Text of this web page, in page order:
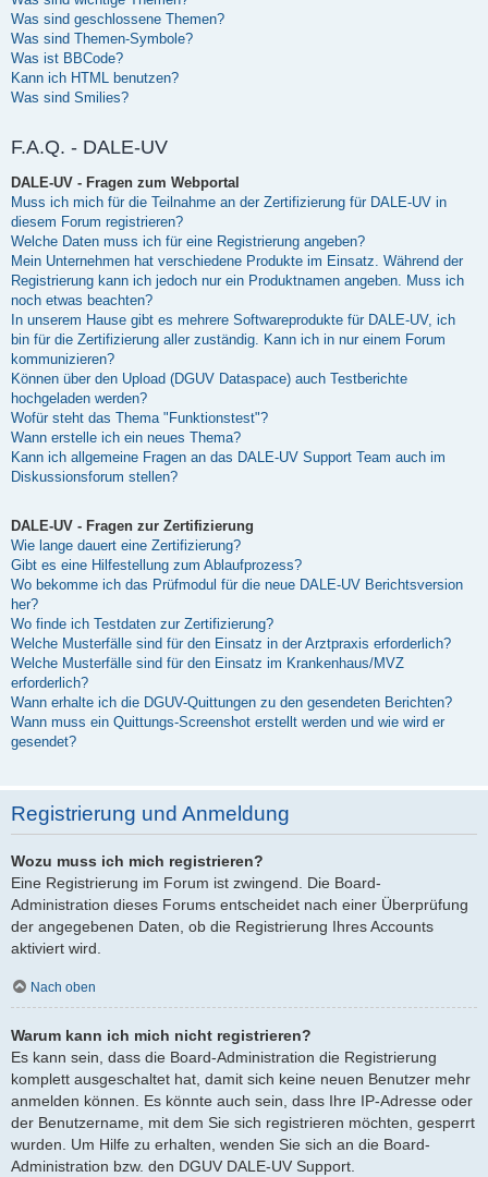
Was sind geschlossene Themen?
Was sind Themen-Symbole?
Was ist BBCode?
Kann ich HTML benutzen?
Was sind Smilies?
F.A.Q. - DALE-UV
DALE-UV - Fragen zum Webportal
Muss ich mich für die Teilnahme an der Zertifizierung für DALE-UV in
diesem Forum registrieren?
Welche Daten muss ich für eine Registrierung angeben?
Mein Unternehmen hat verschiedene Produkte im Einsatz. Während der
Registrierung kann ich jedoch nur ein Produktnamen angeben. Muss ich
noch etwas beachten?
In unserem Hause gibt es mehrere Softwareprodukte für DALE-UV, ich
bin für die Zertifizierung aller zuständig. Kann ich in nur einem Forum
kommunizieren?
Können über den Upload (DGUV Dataspace) auch Testberichte
hochgeladen werden?
Wofür steht das Thema "Funktionstest"?
Wann erstelle ich ein neues Thema?
Kann ich allgemeine Fragen an das DALE-UV Support Team auch im
Diskussionsforum stellen?
DALE-UV - Fragen zur Zertifizierung
Wie lange dauert eine Zertifizierung?
Gibt es eine Hilfestellung zum Ablaufprozess?
Wo bekomme ich das Prüfmodul für die neue DALE-UV Berichtsversion
her?
Wo finde ich Testdaten zur Zertifizierung?
Welche Musterfälle sind für den Einsatz in der Arztpraxis erforderlich?
Welche Musterfälle sind für den Einsatz im Krankenhaus/MVZ
erforderlich?
Wann erhalte ich die DGUV-Quittungen zu den gesendeten Berichten?
Wann muss ein Quittungs-Screenshot erstellt werden und wie wird er
gesendet?
Registrierung und Anmeldung
Wozu muss ich mich registrieren?
Eine Registrierung im Forum ist zwingend. Die Board-
Administration dieses Forums entscheidet nach einer Überprüfung
der angegebenen Daten, ob die Registrierung Ihres Accounts
aktiviert wird.
Nach oben
Warum kann ich mich nicht registrieren?
Es kann sein, dass die Board-Administration die Registrierung
komplett ausgeschaltet hat, damit sich keine neuen Benutzer mehr
anmelden können. Es könnte auch sein, dass Ihre IP-Adresse oder
der Benutzername, mit dem Sie sich registrieren möchten, gesperrt
wurden. Um Hilfe zu erhalten, wenden Sie sich an die Board-
Administration bzw. den DGUV DALE-UV Support.